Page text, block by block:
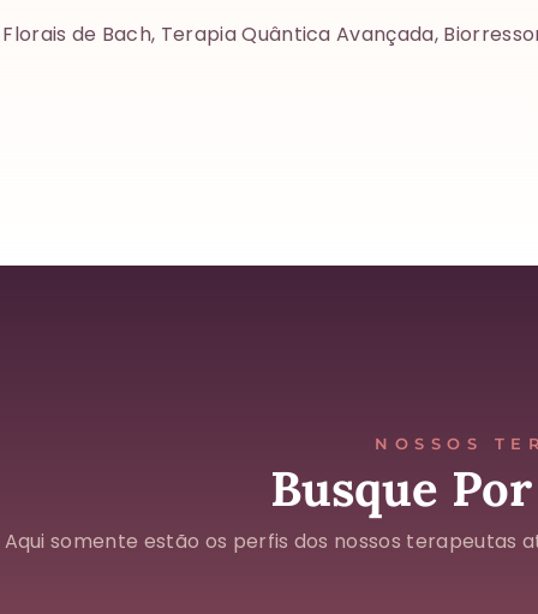
Florais de Bach, Terapia Quântica Avançada,
NOSSOS
Busque
Aqui somente estão os perfis dos nossos terapeutas